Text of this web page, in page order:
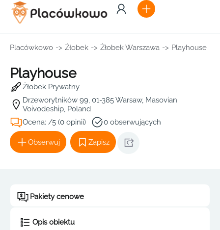
Placówkowo -> Żłobek -> Żłobek Warszawa -> Playhouse
Playhouse
Żłobek Prywatny
Drzeworytników 99, 01-385 Warsaw, Masovian
Voivodeship, Poland
Ocena: /5 (0 opinii)
0 obserwujących
Obserwuj Zapisz
Pakiety cenowe
Opis obiektu